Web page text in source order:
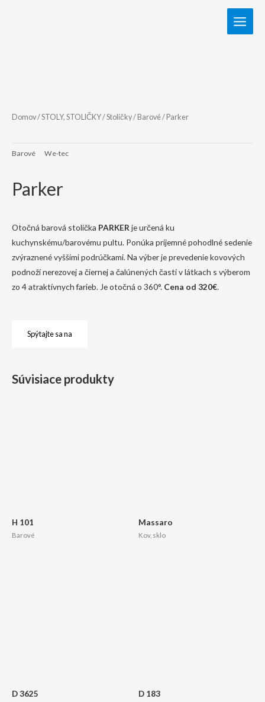
Domov/STOLY, STOLIČKY/Stoličky/ Barové/ Parker
Barové We-tec
Parker
Otočná barová stolička PARKER je určená ku
kuchynskému/barovému pultu. Ponúka príjemné pohodlné sedenie
zvýraznené vyššími podrúčkami. Na výber je prevedenie kovových
podnoží nerezovej a čiernej a čalúnených častí v látkach s výberom
zo 4 atraktívnych farieb. Je otočná o 360°. Cena od 320€.
Spýtajte sa na
Súvisiace produkty
H 101
Barové
Massaro
Kov, sklo
D 3625 D 183